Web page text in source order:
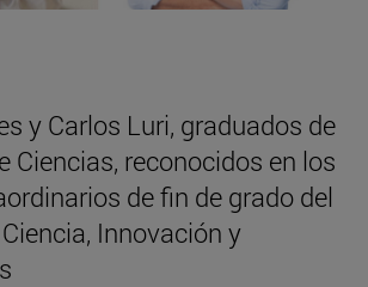
y Carlos Luri, graduados de
Ciencias, reconocidos en los
de fin de grado del
Innovación y